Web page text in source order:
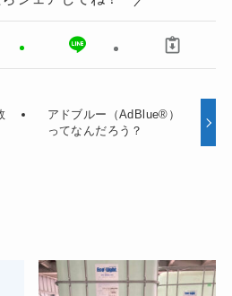
アドブルー（AdBlue®）
ってなんだろう？